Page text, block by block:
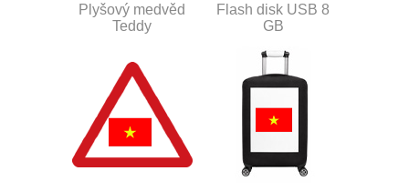
Plyšový medvěd
Teddy
Flash disk USB 8
GB